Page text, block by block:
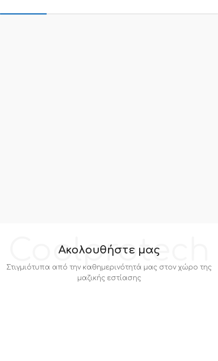
Coolprotech
Ακολουθήστε μας
Στιγμιότυπα από την καθημερινότητά μας στον χώρο της
μαζικής εστίασης